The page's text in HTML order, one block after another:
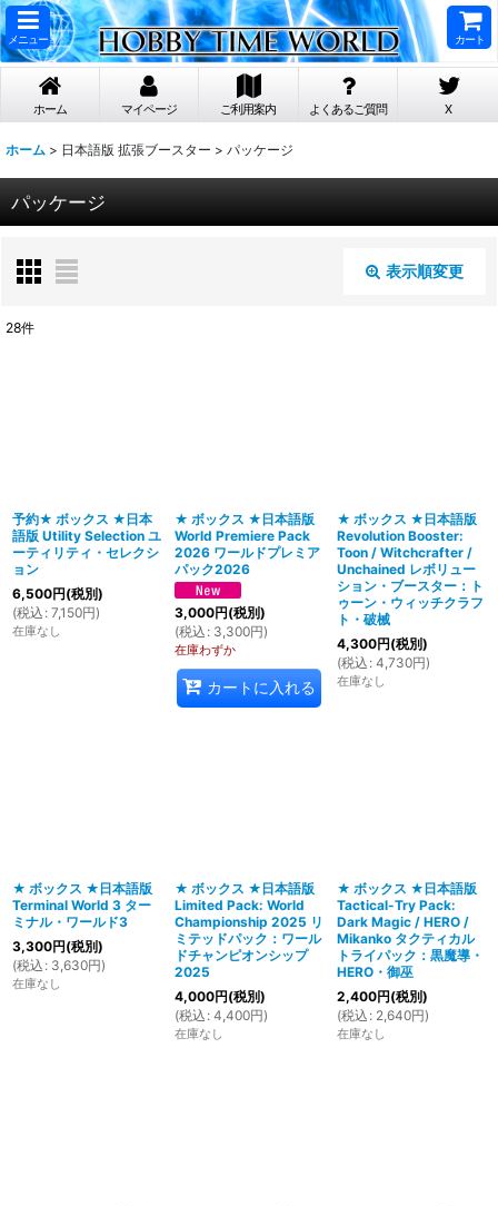
メニュー カート
ホーム マイページ ご利用案内 よくあるご質問 X
ホーム > 日本語版 拡張ブースター > パッケージ
パッケージ
表示順変更
絞り込む
28件
予約★ ボックス ★日本
語版 Utility Selection ユ
ーティリティ・セレクシ
ョン
6,500円(税別)
(税込 : 7,150円)
在庫なし
★ ボックス ★日本語版
World Premiere Pack
2026 ワールドプレミア
パック2026
3,000円(税別)
(税込 : 3,300円)
在庫わずか
カートに入れる
★ ボックス ★日本語版
Revolution Booster:
Toon / Witchcrafter /
Unchained レボリュー
ション・ブースター：ト
ゥーン・ウィッチクラフ
ト・破械
4,300円(税別)
(税込 : 4,730円)
在庫なし
★ ボックス ★日本語版
Terminal World 3 ター
ミナル・ワールド3
3,300円(税別)
(税込 : 3,630円)
在庫なし
★ ボックス ★日本語版
Limited Pack: World
Championship 2025 リ
ミテッドパック：ワール
ドチャンピオンシップ
2025
4,000円(税別)
(税込 : 4,400円)
在庫なし
★ ボックス ★日本語版
Tactical-Try Pack:
Dark Magic / HERO /
Mikanko タクティカル
トライパック：黒魔導・
HERO・御巫
2,400円(税別)
(税込 : 2,640円)
在庫なし